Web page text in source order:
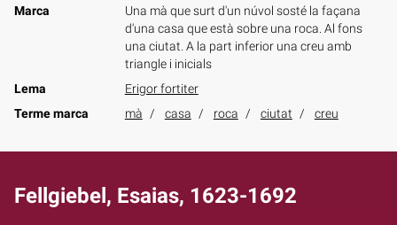
Marca
Una mà que surt d'un núvol sosté la façana
d'una casa que està sobre una roca. Al fons
una ciutat. A la part inferior una creu amb
triangle i inicials
Lema
Erigor fortiter
Terme marca
mà casa roca ciutat creu
Fellgiebel, Esaias, 1623-1692